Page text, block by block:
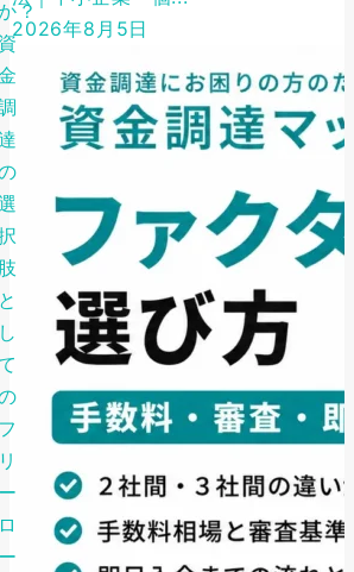
？
資
肢
と
し
フ
リ
ー
ロ
ー
2026年8月5日